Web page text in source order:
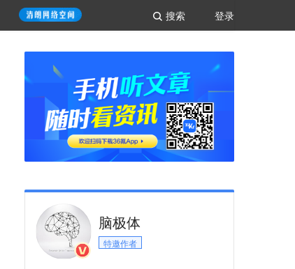
登录
搜索
脑极体
特邀作者